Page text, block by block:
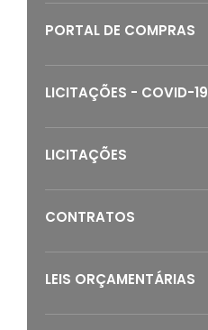
PORTAL DE COMPRAS
LICITAÇÕES - COVID-19
LICITAÇÕES
CONTRATOS
LEIS ORÇAMENTÁRIAS